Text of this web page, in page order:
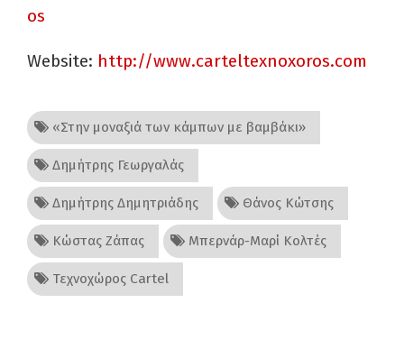
os
Website: http://www.carteltexnoxoros.com
«Στην μοναξιά των κάμπων με βαμβάκι»
Δημήτρης Γεωργαλάς
Δημήτρης Δημητριάδης Θάνος Κώτσης
Κώστας Ζάπας Μπερνάρ-Μαρί Κολτές
Τεχνοχώρος Cartel